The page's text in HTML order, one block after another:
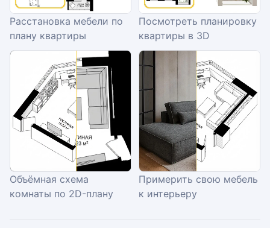
Расстановка мебели по
плану квартиры
Посмотреть планировку
квартиры в 3D
Объёмная схема
комнаты по 2D-плану
Примерить свою мебель
к интерьеру